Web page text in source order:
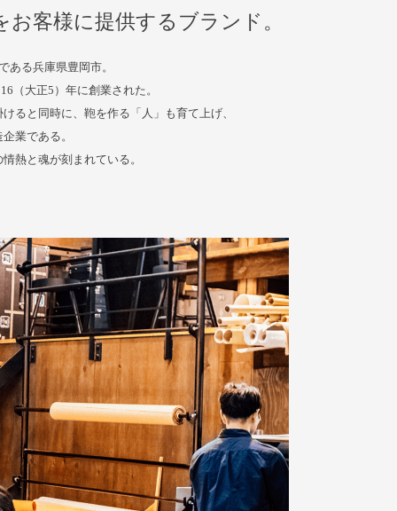
客様に提供するブランド。
ある兵庫県豊岡市。
（大正5）年に創業された。
ると同時に、鞄を作る「人」も育て上げ、
業である。
熱と魂が刻まれている。